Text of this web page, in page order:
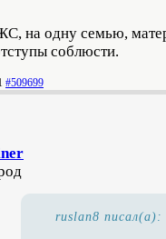
на одну семью,
соблюсти.
#509699
ruslan8 писал(а):